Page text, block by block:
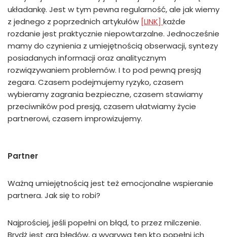
układankę. Jest w tym pewna regularność, ale jak wiemy
z jednego z poprzednich artykułów [LINK] każde
rozdanie jest praktycznie niepowtarzalne. Jednocześnie
mamy do czynienia z umiejętnością obserwacji, syntezy
posiadanych informacji oraz analitycznym
rozwiązywaniem problemów. I to pod pewną presją
zegara. Czasem podejmujemy ryzyko, czasem
wybieramy zagrania bezpieczne, czasem stawiamy
przeciwników pod presją, czasem ułatwiamy życie
partnerowi, czasem improwizujemy.
Partner
Ważną umiejętnością jest też emocjonalne wspieranie
partnera. Jak się to robi?
Najprościej, jeśli popełni on błąd, to przez milczenie.
Brydż jest grą błędów, a wygrywa ten kto popełni ich